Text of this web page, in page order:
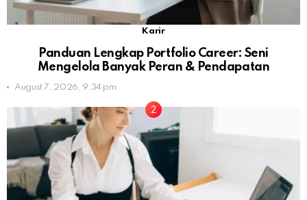
Karir
Panduan Lengkap Portfolio Career: Seni
Mengelola Banyak Peran & Pendapatan
August 7, 2026, 9:34 pm